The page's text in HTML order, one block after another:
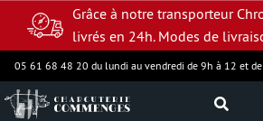
Grâce à notre transporteur
livrés en 24h. Modes de
05 61 68 48 20 du lundi au vendredi de 9h à 12 et